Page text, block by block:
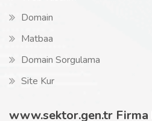
Domain
Matbaa
Domain Sorgulama
Site Kur
www.sektor.gen.tr Firma